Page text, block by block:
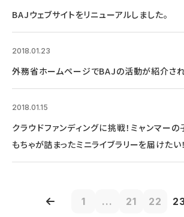
BAJウェブサイトをリニューアルしました。
2018.01.23
外務省ホームページでBAJの活動が紹介され
2018.01.15
クラウドファンディングに挑戦！ミャンマー
もちゃが詰まったミニライブラリーを届けたい！
1 ... 21 22